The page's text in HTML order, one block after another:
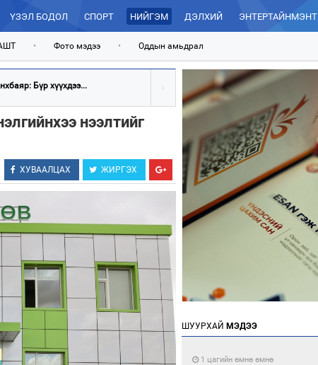
ҮЗЭЛ БОДОЛ СПОРТ НИЙГЭМ ДЭЛХИЙ ЭНТЕРТАЙНМЭНТ
• Фото мэдээ • Оддын амьдрал
Бүр хүүхдээ...
нээлтийг
ХУВААЛЦАХ ЖИРГЭХ
ШУУРХАЙ МЭДЭЭ
1 цагийн өмнө өмнө